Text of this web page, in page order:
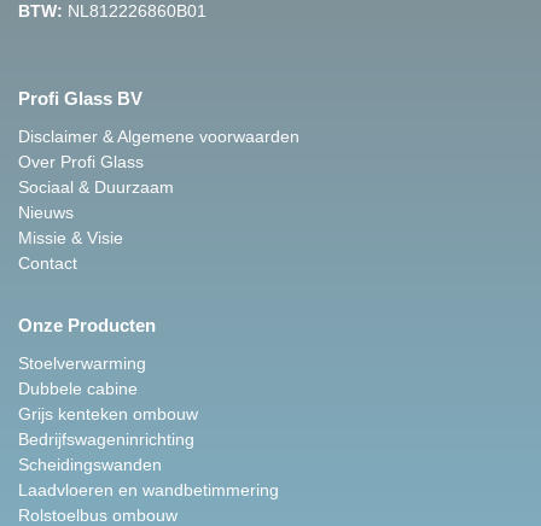
BTW: NL812226860B01
Profi Glass BV
Disclaimer & Algemene voorwaarden
Over Profi Glass
Sociaal & Duurzaam
Nieuws
Missie & Visie
Contact
Onze Producten
Stoelverwarming
Dubbele cabine
Grijs kenteken ombouw
Bedrijfswageninrichting
Scheidingswanden
Laadvloeren en wandbetimmering
Rolstoelbus ombouw